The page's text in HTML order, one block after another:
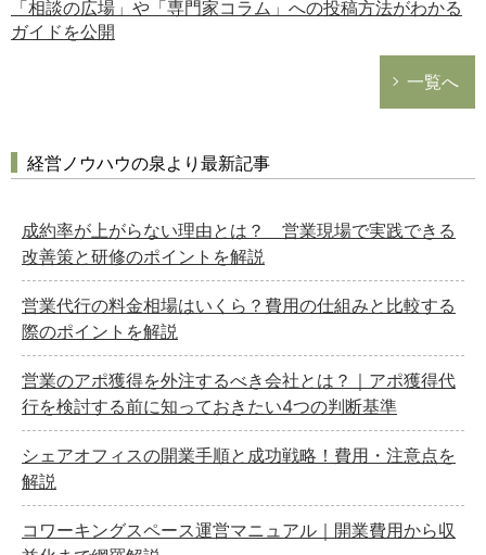
「相談の広場」や「専門家コラム」への投稿方法がわかる
ガイドを公開
一覧へ
経営ノウハウの泉より最新記事
成約率が上がらない理由とは？ 営業現場で実践できる
改善策と研修のポイントを解説
営業代行の料金相場はいくら？費用の仕組みと比較する
際のポイントを解説
営業のアポ獲得を外注するべき会社とは？｜アポ獲得代
行を検討する前に知っておきたい4つの判断基準
シェアオフィスの開業手順と成功戦略！費用・注意点を
解説
コワーキングスペース運営マニュアル｜開業費用から収